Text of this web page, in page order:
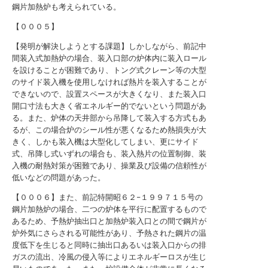
鋼片加熱炉も考えられている。
【０００５】
【発明が解決しようとする課題】しかしながら、前記中
間装入式加熱炉の場合、装入口部の炉体内に装入ロール
を設けることが困難であり、トング式クレーン等の大型
のサイド装入機を使用しなければ熱片を装入することが
できないので、設置スペースが大きくなり、また装入口
開口寸法も大きく省エネルギー的でないという問題があ
る。また、炉体の天井部から吊降して装入する方式もあ
るが、この場合炉のシール性が悪くなるため熱損失が大
きく、しかも装入機は大型化してしまい、更にサイド
式、吊降し式いずれの場合も、装入熱片の位置制御、装
入機の耐熱対策が困難であり、操業及び設備の信頼性が
低いなどの問題があった。
【０００６】また、前記特開昭６２−１９９７１５号の
鋼片加熱炉の場合、二つの炉体を平行に配置するもので
あるため、予熱炉抽出口と加熱炉装入口との間で鋼片が
炉外気にさらされる可能性があり、予熱された鋼片の温
度低下を生じると同時に抽出口あるいは装入口からの排
ガスの流出、冷風の侵入等によりエネルギーロスが生じ